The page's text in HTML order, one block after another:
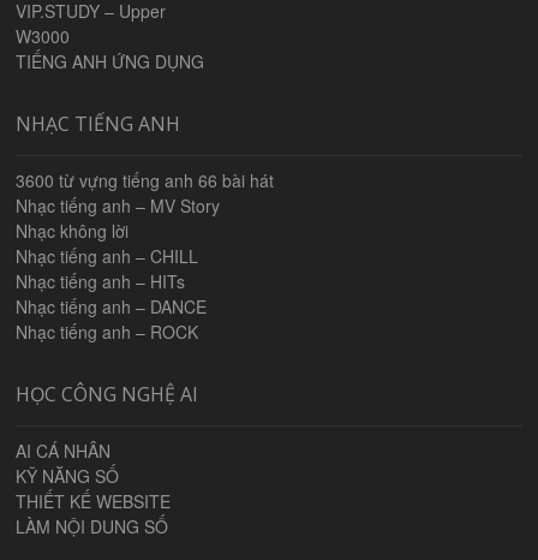
VIP.STUDY – Upper
W3000
TIẾNG ANH ỨNG DỤNG
NHẠC TIẾNG ANH
3600 từ vựng tiếng anh 66 bài hát
Nhạc tiếng anh – MV Story
Nhạc không lời
Nhạc tiếng anh – CHILL
Nhạc tiếng anh – HITs
Nhạc tiếng anh – DANCE
Nhạc tiếng anh – ROCK
HỌC CÔNG NGHỆ AI
AI CÁ NHÂN
KỸ NĂNG SỐ
THIẾT KẾ WEBSITE
LÀM NỘI DUNG SỐ